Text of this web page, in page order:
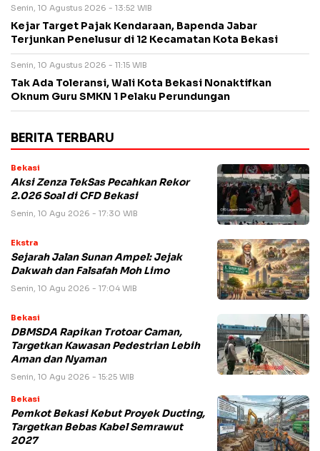
Senin, 10 Agustus 2026 - 13:52 WIB
Kejar Target Pajak Kendaraan, Bapenda Jabar
Terjunkan Penelusur di 12 Kecamatan Kota Bekasi
Senin, 10 Agustus 2026 - 11:15 WIB
Tak Ada Toleransi, Wali Kota Bekasi Nonaktifkan
Oknum Guru SMKN 1 Pelaku Perundungan
BERITA TERBARU
Bekasi
Aksi Zenza TekSas Pecahkan Rekor
2.026 Soal di CFD Bekasi
Senin, 10 Agu 2026 - 17:30 WIB
Ekstra
Sejarah Jalan Sunan Ampel: Jejak
Dakwah dan Falsafah Moh Limo
Senin, 10 Agu 2026 - 17:04 WIB
Bekasi
DBMSDA Rapikan Trotoar Caman,
Targetkan Kawasan Pedestrian Lebih
Aman dan Nyaman
Senin, 10 Agu 2026 - 15:25 WIB
Bekasi
Pemkot Bekasi Kebut Proyek Ducting,
Targetkan Bebas Kabel Semrawut
2027